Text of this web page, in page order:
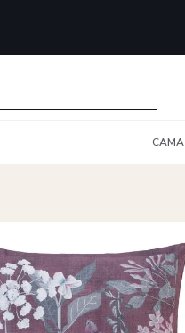
CAMA